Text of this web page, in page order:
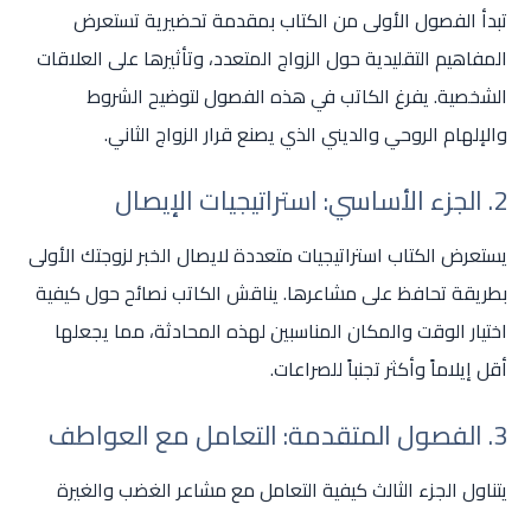
تبدأ الفصول الأولى من الكتاب بمقدمة تحضيرية تستعرض
المفاهيم التقليدية حول الزواج المتعدد، وتأثيرها على العلاقات
الشخصية. يفرغ الكاتب في هذه الفصول لتوضيح الشروط
والإلهام الروحي والديني الذي يصنع قرار الزواج الثاني.
2. الجزء الأساسي: استراتيجيات الإيصال
يستعرض الكتاب استراتيجيات متعددة لايصال الخبر لزوجتك الأولى
بطريقة تحافظ على مشاعرها. يناقش الكاتب نصائح حول كيفية
اختيار الوقت والمكان المناسبين لهذه المحادثة، مما يجعلها
أقل إيلاماً وأكثر تجنباً للصراعات.
3. الفصول المتقدمة: التعامل مع العواطف
يتناول الجزء الثالث كيفية التعامل مع مشاعر الغضب والغيرة